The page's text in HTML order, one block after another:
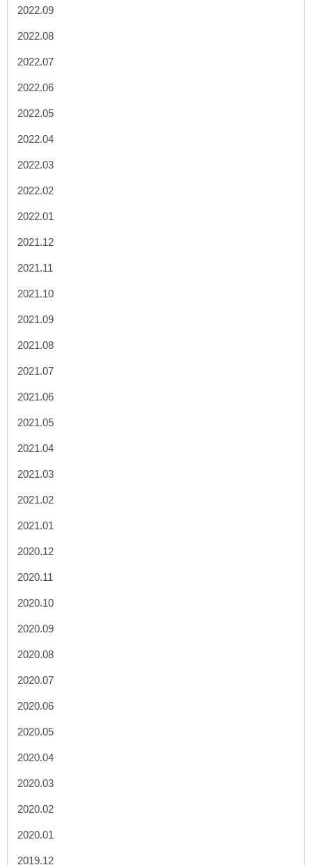
2022.09
2022.08
2022.07
2022.06
2022.05
2022.04
2022.03
2022.02
2022.01
2021.12
2021.11
2021.10
2021.09
2021.08
2021.07
2021.06
2021.05
2021.04
2021.03
2021.02
2021.01
2020.12
2020.11
2020.10
2020.09
2020.08
2020.07
2020.06
2020.05
2020.04
2020.03
2020.02
2020.01
2019.12